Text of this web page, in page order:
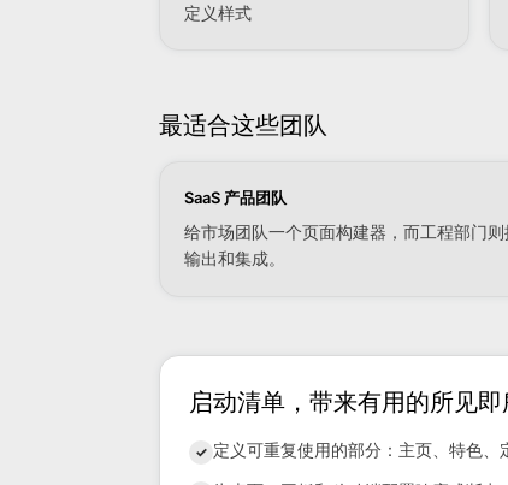
定义样式
最适合这些团队
SaaS 产品团队
给市场团队一个页面构建器，而工程部门则
输出和集成。
启动清单，带来有用的所见
✓ 定义可重复使用的部分：主页、特色、